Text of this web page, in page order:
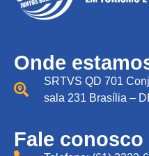
Onde
SRTVS QD 701
sala 231 Brasília –
Fale conosco